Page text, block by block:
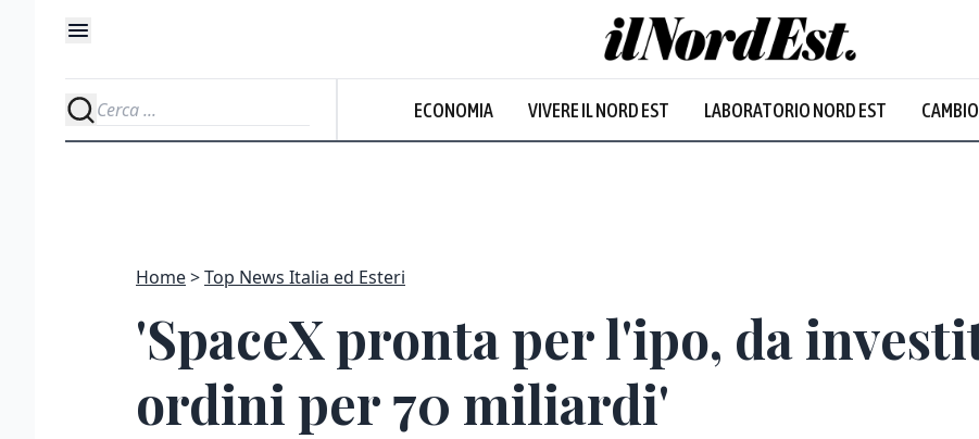
ECONOMIA VIVERE IL NORD EST LABORATORIO NORD EST
Home Top News Italia ed Esteri
'SpaceX pronta per l'ipo, da
ordini per 70 miliardi'